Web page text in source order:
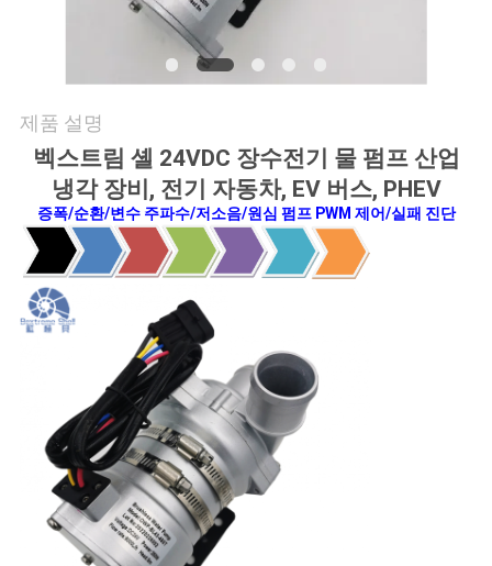
락
뉴
스
제품 설명
벡스트림 셸 24VDC 장수전기 물 펌프 산업
냉각 장비, 전기 자동차, EV 버스, PHEV
증폭/순환/변수 주파수/저소음/원심 펌프 PWM 제어/실패 진단